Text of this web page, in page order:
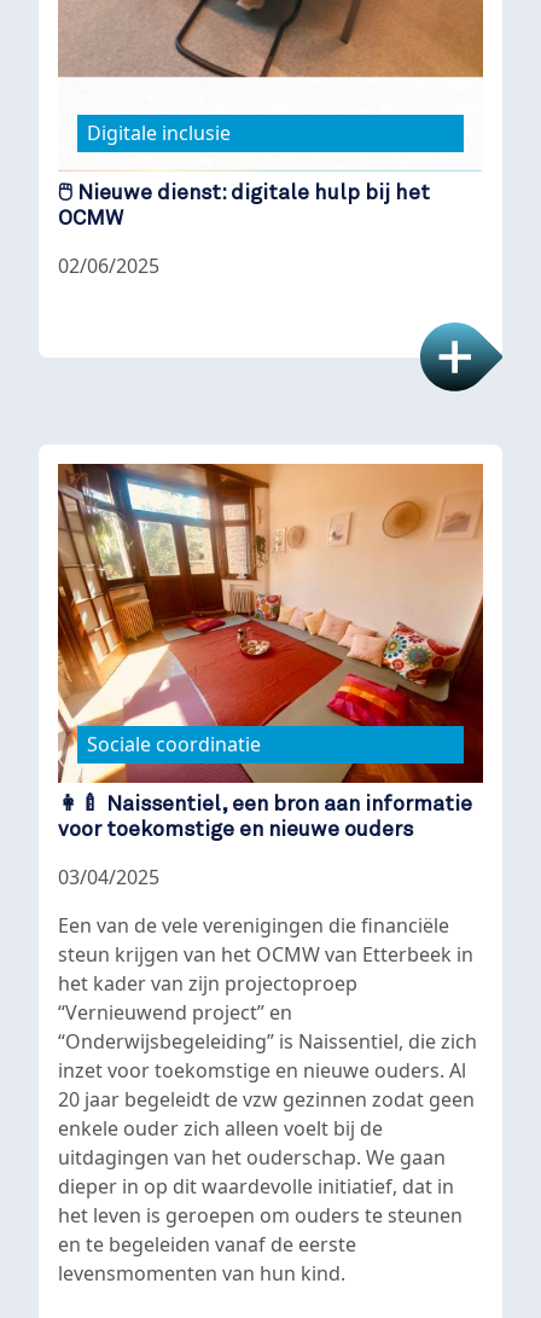
Digitale inclusie
🖱️ Nieuwe dienst: digitale hulp bij het
OCMW
02/06/2025
Sociale coordinatie
👩‍🍼 Naissentiel, een bron aan informatie
voor toekomstige en nieuwe ouders
03/04/2025
Een van de vele verenigingen die financiële
steun krijgen van het OCMW van Etterbeek in
het kader van zijn projectoproep
“Vernieuwend project” en
“Onderwijsbegeleiding” is Naissentiel, die zich
inzet voor toekomstige en nieuwe ouders. Al
20 jaar begeleidt de vzw gezinnen zodat geen
enkele ouder zich alleen voelt bij de
uitdagingen van het ouderschap. We gaan
dieper in op dit waardevolle initiatief, dat in
het leven is geroepen om ouders te steunen
en te begeleiden vanaf de eerste
levensmomenten van hun kind.